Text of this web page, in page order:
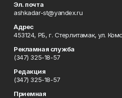
Эл. почта
ashkadar-st@yandex.ru
Адрес
453124, РБ, г. Стерлитамак, ул.
Рекламная служба
(347) 325-18-57
Редакция
(347) 325-18-57
Приемная